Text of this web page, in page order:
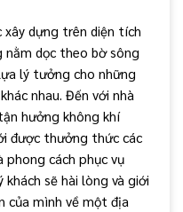
xây dựng trên diện tích
nằm dọc theo bờ sông
lý tưởng cho những
nhau. Đến với nhà
hưởng không khí
được thưởng thức các
phong cách phục vụ
sẽ hài lòng và giới
của mình về một địa